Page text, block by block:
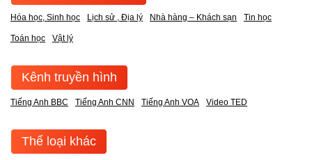
Hóa học, Sinh học Lịch sử , Địa lý Nhà hàng – Khách sạn Tin học
Toán học Vật lý
Kênh truyền hình
Tiếng Anh BBC Tiếng Anh CNN Tiếng Anh VOA Video TED
Thể loại khác